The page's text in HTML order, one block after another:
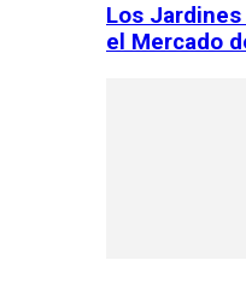
Los
el Mercado